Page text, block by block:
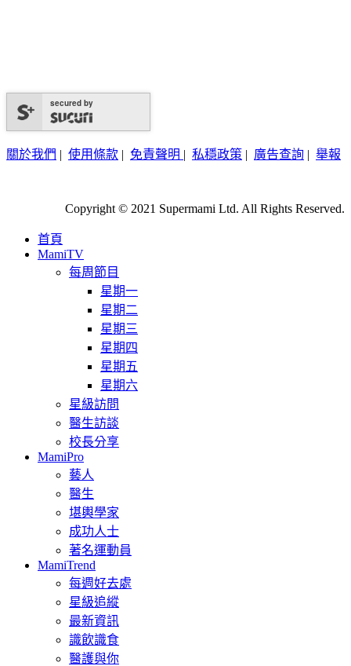
secured by
關於我們 | 使用條款 | 免責聲明 | 私穩政策 | 廣告查詢 | 舉報
Copyright © 2021 Supermami Ltd. All Rights Reserved.
首頁
MamiTV
每周節目
星期一
星期二
星期三
星期四
星期五
星期六
星級訪問
醫生訪談
校長分享
MamiPro
藝人
醫生
堪輿學家
成功人士
著名運動員
MamiTrend
每週好去處
星級追縱
最新資訊
識飲識食
醫護與你